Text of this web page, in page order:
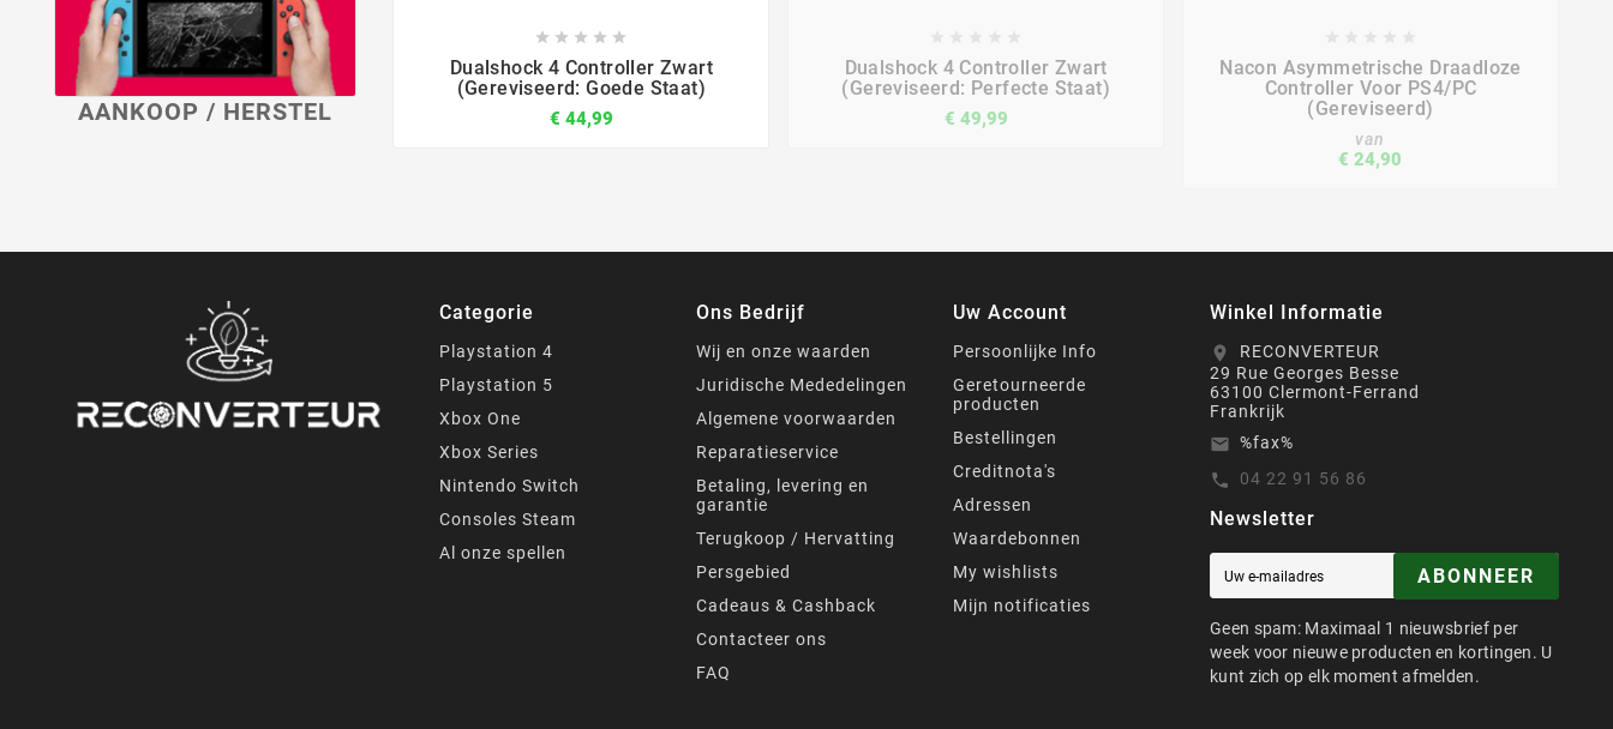
AANKOOP / HERSTEL
 
    
Dualshock 4 Controller Zwart
(Gereviseerd: Goede Staat)
€ 44,99
Dualshock 4 Controller Zwart
(Gereviseerd: Perfecte Staat)
€ 49,99
Nacon Asymmetrische Draadloze
Controller Voor PS4/PC
(Gereviseerd)
van
€ 24,90
Categorie
Playstation 4
Playstation 5
Xbox One
Xbox Series
Nintendo Switch
Consoles Steam
Al onze spellen
Ons Bedrijf
Wij en onze waarden
Juridische Mededelingen
Algemene voorwaarden
Reparatieservice
Betaling, levering en
garantie
Terugkoop / Hervatting
Persgebied
Cadeaus & Cashback
Contacteer ons
FAQ
Uw Account
Persoonlijke Info
Geretourneerde
producten
Bestellingen
Creditnota's
Adressen
Waardebonnen
My wishlists
Mijn notificaties
Winkel Informatie
location_on
RECONVERTEUR
29 Rue Georges Besse
63100 Clermont-Ferrand
Frankrijk
email %fax%
call 04 22 91 56 86
Newsletter
ABONNEER
Geen spam: Maximaal 1 nieuwsbrief per
week voor nieuwe producten en kortingen. U
kunt zich op elk moment afmelden.